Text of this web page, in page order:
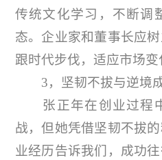
传统文化学习，不断调
态。企业家和董事长应
跟时代步伐，适应市场变
3，坚韧不拔与逆境成
张正年在创业过程
战，但她凭借坚韧不拔
业经历告诉我们，成功